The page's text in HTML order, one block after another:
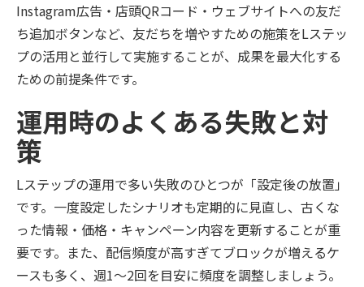
Instagram広告・店頭QRコード・ウェブサイトへの友だ
ち追加ボタンなど、友だちを増やすための施策をLステッ
プの活用と並行して実施することが、成果を最大化する
ための前提条件です。
運用時のよくある失敗と対
策
Lステップの運用で多い失敗のひとつが「設定後の放置」
です。一度設定したシナリオも定期的に見直し、古くな
った情報・価格・キャンペーン内容を更新することが重
要です。また、配信頻度が高すぎてブロックが増えるケ
ースも多く、週1〜2回を目安に頻度を調整しましょう。